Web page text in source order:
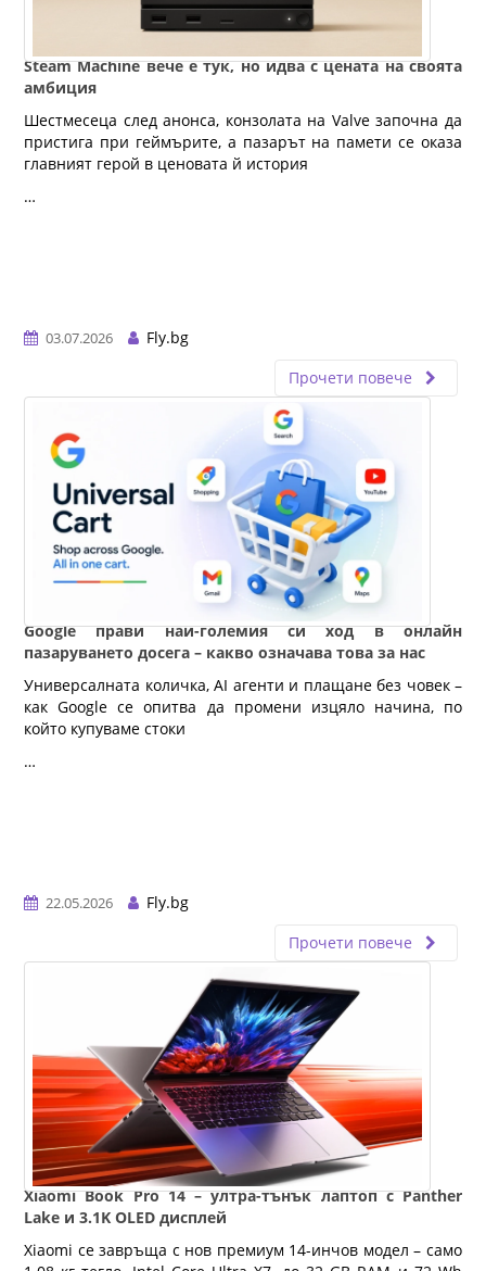
Steam Machine вече е тук, но идва с цената на своята
амбиция
Шестмесеца след анонса, конзолата на Valve започна да
пристига при геймърите, а пазарът на памети се оказа
главният герой в ценовата й история
…
03.07.2026
Fly.bg
Прочети повече
Google прави най-големия си ход в онлайн
пазаруването досега – какво означава това за нас
Универсалната количка, AI агенти и плащане без човек –
как Google се опитва да промени изцяло начина, по
който купуваме стоки
…
22.05.2026
Fly.bg
Прочети повече
Xiaomi Book Pro 14 – ултра-тънък лаптоп с Panther
Lake и 3.1K OLED дисплей
Xiaomi се завръща с нов премиум 14-инчов модел – само